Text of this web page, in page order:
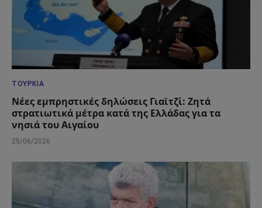
ΤΟΥΡΚΊΑ
Νέες εμπρηστικές δηλώσεις Γιαϊτζί: Ζητά
στρατιωτικά μέτρα κατά της Ελλάδας για τα
νησιά του Αιγαίου
25/06/2026